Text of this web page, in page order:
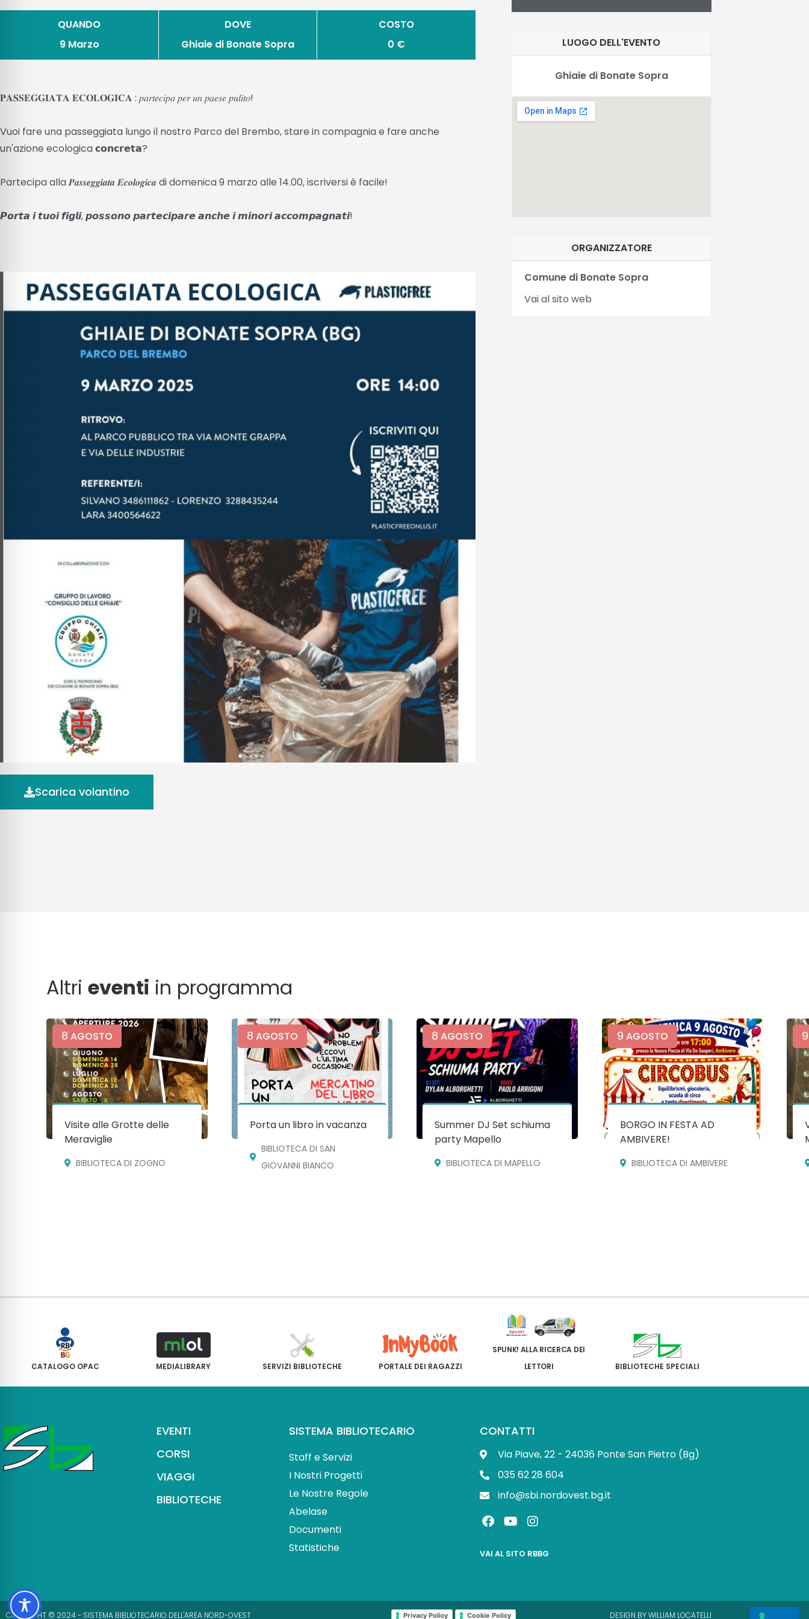
QUANDO
9 Marzo
DOVE
Ghiaie di Bonate Sopra
COSTO
0 €
𝐏𝐀𝐒𝐒𝐄𝐆𝐆𝐈𝐀𝐓𝐀 𝐄𝐂𝐎𝐋𝐎𝐆𝐈𝐂𝐀 : 𝑝𝑎𝑟𝑡𝑒𝑐𝑖𝑝𝑎 𝑝𝑒𝑟 𝑢𝑛 𝑝𝑎𝑒𝑠𝑒 𝑝𝑢𝑙𝑖𝑡𝑜!
Vuoi fare una passeggiata lungo il nostro Parco del Brembo, stare in compagnia e fare anche
un'azione ecologica 𝗰𝗼𝗻𝗰𝗿𝗲𝘁𝗮?
Partecipa alla 𝑷𝒂𝒔𝒔𝒆𝒈𝒈𝒊𝒂𝒕𝒂 𝑬𝒄𝒐𝒍𝒐𝒈𝒊𝒄𝒂 di domenica 9 marzo alle 14.00, iscriversi è facile!
𝙋𝙤𝙧𝙩𝙖 𝙞 𝙩𝙪𝙤𝙞 𝙛𝙞𝙜𝙡𝙞, 𝙥𝙤𝙨𝙨𝙤𝙣𝙤 𝙥𝙖𝙧𝙩𝙚𝙘𝙞𝙥𝙖𝙧𝙚 𝙖𝙣𝙘𝙝𝙚 𝙞 𝙢𝙞𝙣𝙤𝙧𝙞 𝙖𝙘𝙘𝙤𝙢𝙥𝙖𝙜𝙣𝙖𝙩𝙞!
Scarica volantino
LUOGO DELL'EVENTO
Ghiaie di Bonate Sopra
ORGANIZZATORE
Comune di Bonate Sopra
Vai al sito web
Altrieventi in programma
8 AGOSTO
Visite alle Grotte delle
Meraviglie
BIBLIOTECA DI ZOGNO
8 AGOSTO
Porta un libro in vacanza
BIBLIOTECA DI SAN
GIOVANNI BIANCO
8 AGOSTO
Summer DJ Set schiuma
party Mapello
BIBLIOTECA DI MAPELLO
9 AGOSTO
BORGO IN FESTA AD
AMBIVERE!
BIBLIOTECA DI AMBIVERE
9
CATALOGO OPAC MEDIALIBRARY SERVIZI BIBLIOTECHE PORTALE DEI RAGAZZI
SPUNK! ALLA RICERCA DEI
LETTORI
BIBLIOTECHE SPECIALI
EVENTI
CORSI
VIAGGI
BIBLIOTECHE
SISTEMA BIBLIOTECARIO
Staff e Servizi
I Nostri Progetti
Le Nostre Regole
Abelase
Documenti
Statistiche
CONTATTI
Via Piave, 22 - 24036 Ponte San Pietro (Bg)
035 62 28 604
info@sbi.nordovest.bg.it
F
a
e
k
Y
o
t
I
n
t
a
VAI AL SITO RBBG
COPYRIGHT © 2024 - SISTEMA BIBLIOTECARIO DELL'AREA NORD-OVEST Privacy Policy Cookie Policy DESIGN BY WILLIAM LOCATELLI